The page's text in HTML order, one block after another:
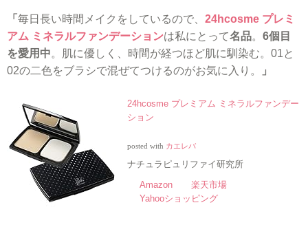
「 毎日長い時間メイクをしているので、 24hcosme プレミ
アム ミネラルファンデーションは私にとって名品。 6個目
を愛用中。肌に優しく、時間が経つほど肌に馴染む。01と
02の二色をブラシで混ぜてつけるのがお気に入り。
」
24hcosme プレミアム ミネラルファンデー
ション
posted with カエレバ
ナチュラピュリファイ研究所
Amazon
楽天市場
Yahooショッピング